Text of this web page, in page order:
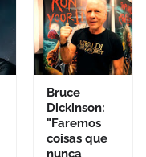
Bruce
Dickinson:
"Faremos
coisas que
nunca